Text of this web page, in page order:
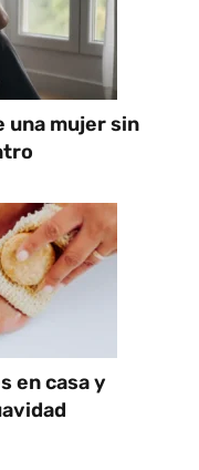
una mujer sin
en casa y